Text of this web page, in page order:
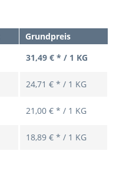
Grundpreis
31,49 € * / 1 KG
24,71 € * / 1 KG
21,00 € * / 1 KG
18,89 € * / 1 KG